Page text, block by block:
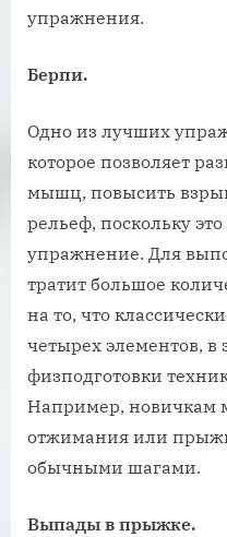
упражнения.
Берпи.
Одно из лучших
которое позволяет
мышц, повысить
рельеф, поскольку
упражнение. Для
тратит большое
на то, что
четырех элементов, в
физподготовки
Например, новичкам
отжимания или
обычными шагами.
Выпады в прыжке.